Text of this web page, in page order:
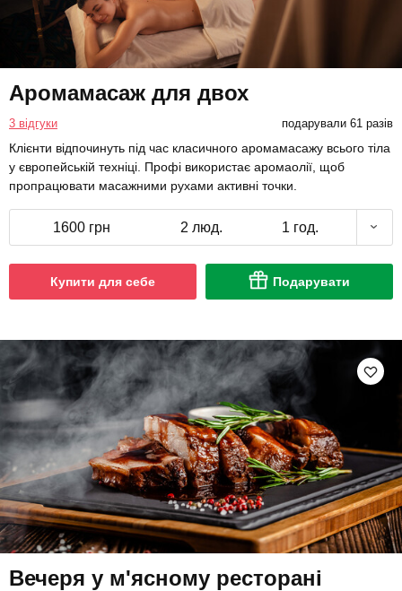
Аромамасаж для двох
3 відгуки подарували 61 разів
Клієнти відпочинуть під час класичного аромамасажу всього тіла
у європейській техніці. Профі використає аромаолії, щоб
пропрацювати масажними рухами активні точки.
1600 грн 2 люд. 1 год.
Купити для себе Подарувати
Вечеря у м'ясному ресторані